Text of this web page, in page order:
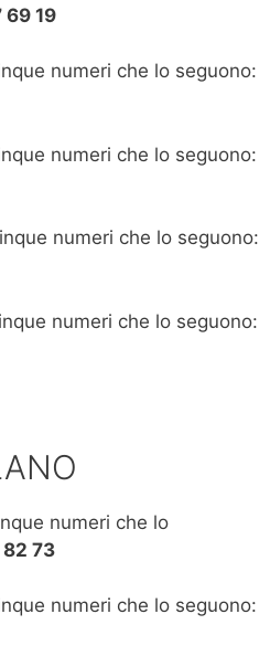
69 19
numeri che lo seguono:
numeri che lo seguono:
numeri che lo seguono:
numeri che lo seguono:
numeri che lo
73
numeri che lo seguono: